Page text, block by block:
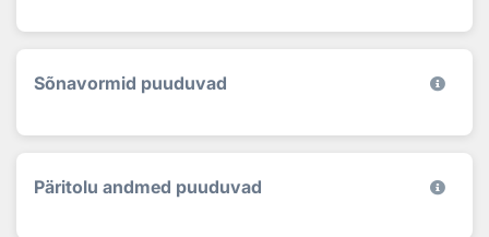
Sõnavormid puuduvad
Päritolu andmed puuduvad